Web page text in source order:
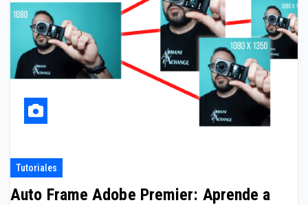
Tutoriales
Auto Frame Adobe Premier: Aprende a